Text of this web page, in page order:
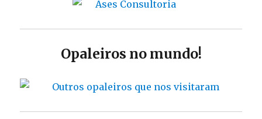
Opaleiros no mundo!